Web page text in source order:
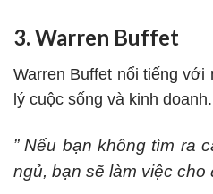
3. Warren Buffet
Warren Buffet nổi tiếng với
lý cuộc sống và kinh doanh.
” Nếu bạn không tìm ra
ngủ, bạn sẽ làm việc cho